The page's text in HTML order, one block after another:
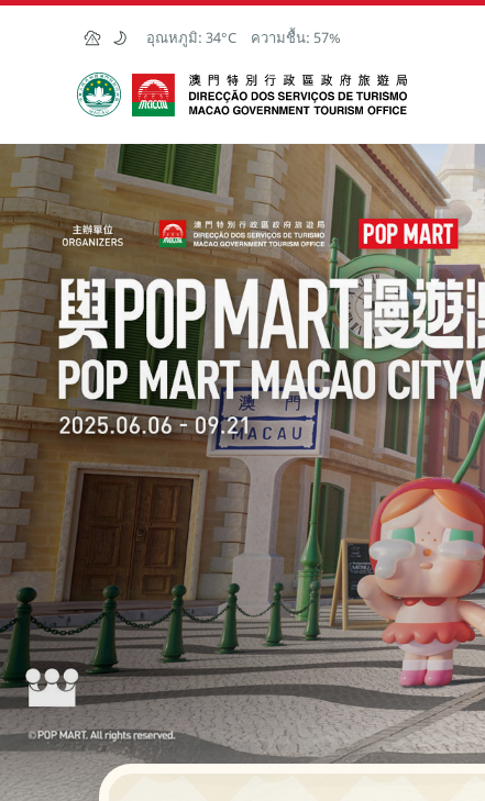
Skip to Main Content
อุณหภูมิ: 34°C ความชื้น: 57%
สำนักงานการท่องเที่ยวของรัฐบาลมาเก๊า